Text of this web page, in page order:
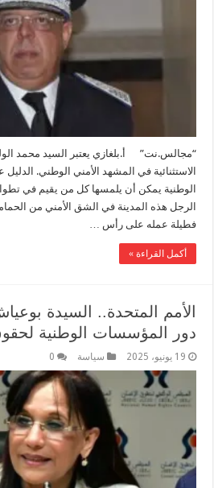
“مجالس.نت” أ.بلغازي يعتبر السيد محمد
الاستثنائية في المشهد الأمني الوطني.
الوطنية يمكن أن يلمسها كل من يقيم في
الرجل هذه المدينة في الشق الأمني من
فطيلة عمله على رأس …
أكمل القراءة »
الأمم المتحدة.. السيدة
دور المؤسسات الوطنية
19 يونيو، 2025 سياسة 0